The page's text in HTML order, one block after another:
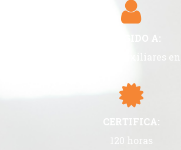
Enfermeros jefes y Auxiliares
CERTIFICA:
120 horas